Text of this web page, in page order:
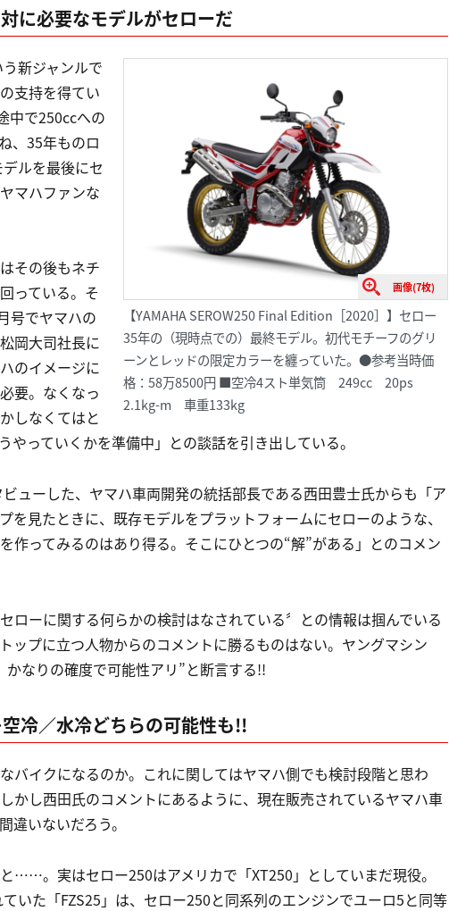
に必要なモデルがセローだ
画像(7枚)
【YAMAHA SEROW250 Final Edition［2020］】セロー
35年の（現時点での）最終モデル。初代モチーフのグリ
ーンとレッドの限定カラーを纏っていた。●参考当時価
格：58万8500円 ■空冷4スト単気筒 249cc 20ps
2.1kg-m 車重133kg
新ジャンルで
支持を得てい
中で250ccへの
、35年ものロ
ルを最後にセ
マハファンな
その後もネチ
っている。そ
号でヤマハの
岡大司社長に
のイメージに
要。なくなっ
しなくてはと
やっていくかを準備中」との談話を引き出している。
ューした、ヤマハ車両開発の統括部長である西田豊士氏からも「ア
を見たときに、既存モデルをプラットフォームにセローのような、
作ってみるのはあり得る。そこにひとつの“解”がある」とのコメン
ローに関する何らかの検討はなされている〞との情報は掴んでいる
ップに立つ人物からのコメントに勝るものはない。ヤングマシン
なりの確度で可能性アリ”と断言する!!
冷／水冷どちらの可能性も!!
バイクになるのか。これに関してはヤマハ側でも検討段階と思わ
かし西田氏のコメントにあるように、現在販売されているヤマハ車
違いないだろう。
……。実はセロー250はアメリカで「XT250」としていまだ現役。
いた「FZS25」は、セロー250と同系列のエンジンでユーロ5と同等